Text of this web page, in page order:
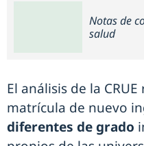
Notas de
salud
El análisis de la
matrícula de nuevo
diferentes de grado